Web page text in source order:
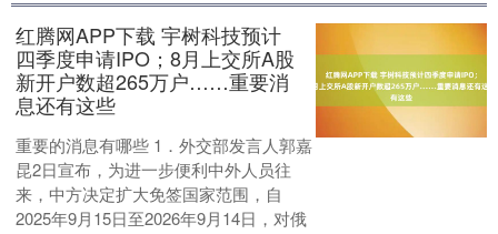
红腾网APP下载 宇树科技预计
四季度申请IPO；8月上交所A股
新开户数超265万户……重要消
息还有这些
重要的消息有哪些 1．外交部发言人郭嘉
昆2日宣布，为进一步便利中外人员往
来，中方决定扩大免签国家范围，自
2025年9月15日至2026年9月14日，对俄